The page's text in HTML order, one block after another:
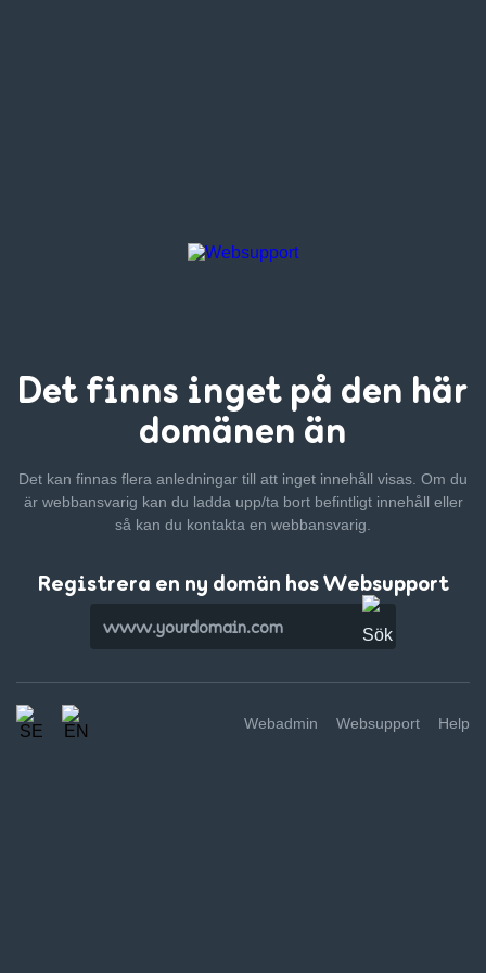
Det finns inget på den här
domänen än
Det kan finnas flera anledningar till att inget innehåll visas. Om du
är webbansvarig kan du ladda upp/ta bort befintligt innehåll eller
så kan du kontakta en webbansvarig.
Registrera en ny domän hos Websupport
Webadmin Websupport Help